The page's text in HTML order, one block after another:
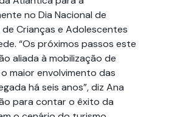
no Dia Nacional de
Crianças e Adolescentes
“Os próximos passos este
aliada à mobilização de
maior envolvimento das
há seis anos”, diz Ana
para contar o êxito da